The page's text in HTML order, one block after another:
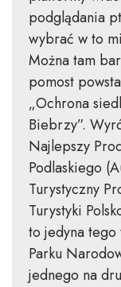
podglądania
wybrać w to
Można tam
pomost
„Ochrona
Biebrzy”.
Najlepszy
Podlaskiego
Turystyczny
Turystyki
to jedyna
Parku
jednego na